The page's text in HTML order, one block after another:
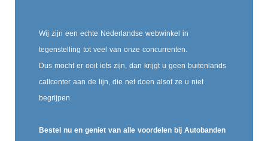
Wij zijn een echte Nederlandse webwinkel in
tegenstelling tot veel van onze concurrenten.
Dus mocht er ooit iets zijn, dan krijgt u geen buitenlands
callcenter aan de lijn, die net doen alsof ze u niet
begrijpen.
Bestel nu en geniet van alle voordelen bij Autobanden